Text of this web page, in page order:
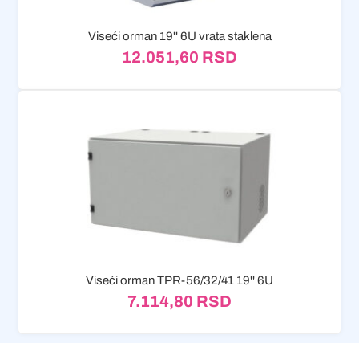
Viseći orman 19'' 6U vrata staklena
12.051,60 RSD
Viseći orman TPR-56/32/41 19'' 6U
7.114,80 RSD